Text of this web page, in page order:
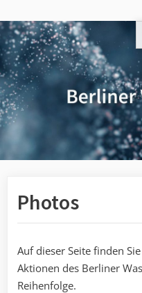
to
content
Photos
Auf dieser Seite finden
Aktionen des Berliner
Reihenfolge.